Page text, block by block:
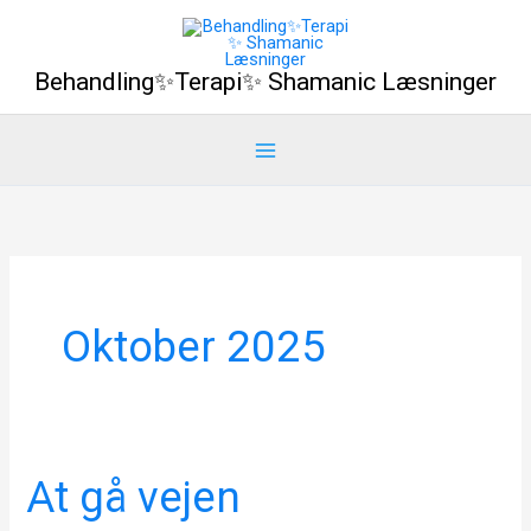
indholdetBehandling✨Terapi✨ Shamanic Læsninger
Oktober 2025
At gå vejen
At
gå